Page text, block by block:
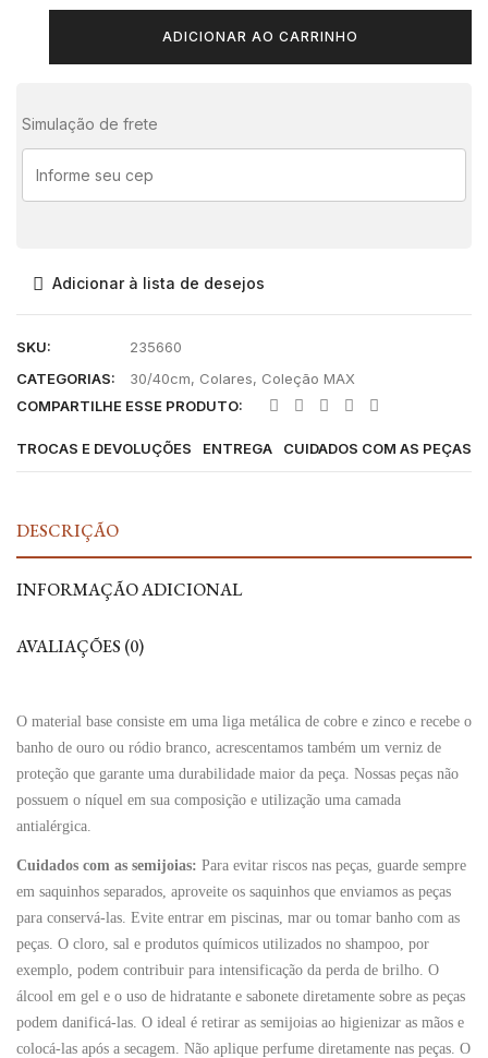
ADICIONAR AO CARRINHO
Simulação de frete
Adicionar à lista de desejos
SKU:
235660
CATEGORIAS:
30/40cm, Colares, Coleção MAX
COMPARTILHE ESSE PRODUTO:
TROCAS E DEVOLUÇÕES ENTREGA CUIDADOS COM AS PEÇAS
DESCRIÇÃO
INFORMAÇÃO ADICIONAL
AVALIAÇÕES (0)
O material base consiste em uma liga metálica de cobre e zinco e recebe o
banho de ouro ou ródio branco, acrescentamos também um verniz de
proteção que garante uma durabilidade maior da peça. Nossas peças não
possuem o níquel em sua composição e utilização uma camada
antialérgica.
Cuidados com as semijoias: Para evitar riscos nas peças, guarde sempre
em saquinhos separados, aproveite os saquinhos que enviamos as peças
para conservá-las. Evite entrar em piscinas, mar ou tomar banho com as
peças. O cloro, sal e produtos químicos utilizados no shampoo, por
exemplo, podem contribuir para intensificação da perda de brilho. O
álcool em gel e o uso de hidratante e sabonete diretamente sobre as peças
podem danificá-las. O ideal é retirar as semijoias ao higienizar as mãos e
colocá-las após a secagem. Não aplique perfume diretamente nas peças. O